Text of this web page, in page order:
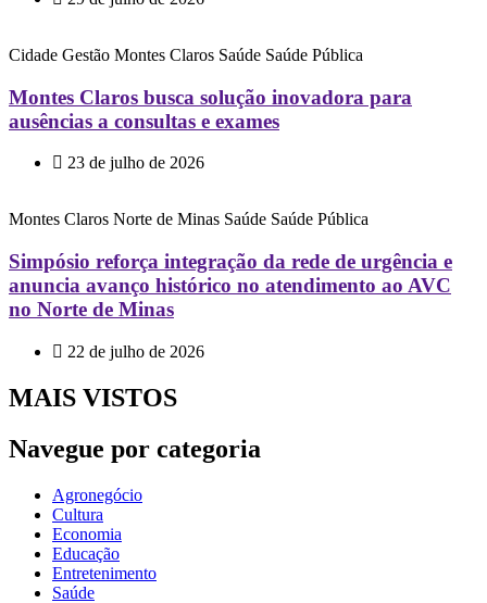
Cidade Gestão Montes Claros Saúde Saúde Pública
Montes Claros busca solução inovadora para
ausências a consultas e exames
23 de julho de 2026
Montes Claros Norte de Minas Saúde Saúde Pública
Simpósio reforça integração da rede de urgência e
anuncia avanço histórico no atendimento ao AVC
no Norte de Minas
22 de julho de 2026
MAIS VISTOS
Navegue por categoria
Agronegócio
Cultura
Economia
Educação
Entretenimento
Saúde